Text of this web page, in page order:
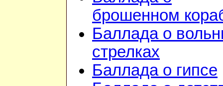
брошенном
Баллада о
стрелках
Баллада о гипсе